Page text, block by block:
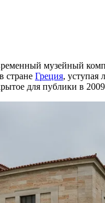
музейный
стране Греция, уступая
для публики в 2009